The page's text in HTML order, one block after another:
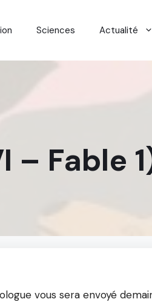
Sciences Actualité
– Fable
vous sera envoyé